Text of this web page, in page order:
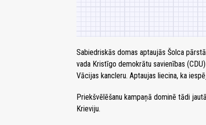
Sabiedriskās domas aptaujās Šolca
vada Kristīgo demokrātu savienības
Vācijas kancleru. Aptaujas liecina, ka
Priekšvēlēšanu kampaņā dominē tādi
Krieviju.